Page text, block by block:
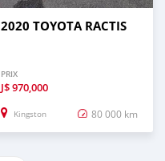
2020 TOYOTA RACTIS
PRIX
J$970,000
Kingston 80 000 km